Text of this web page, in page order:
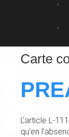
Carte
L'article L-
qu'en